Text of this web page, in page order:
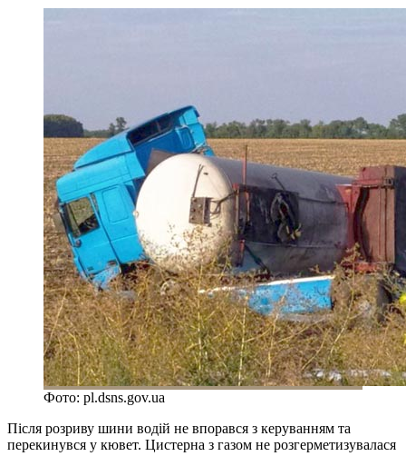
Фото: pl.dsns.gov.ua
Після розриву шини водій не впорався з керуванням та
перекинувся у кювет. Цистерна з газом не розгерметизувалася